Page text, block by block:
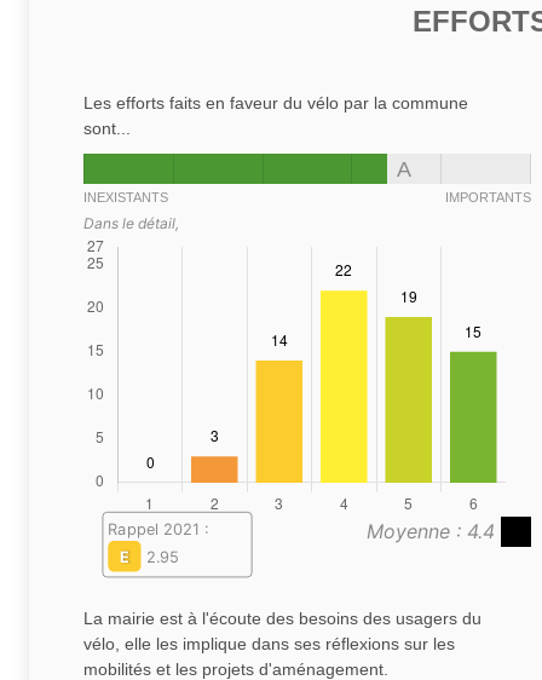
Les efforts faits en faveur du vélo par la commune
sont...
A
INEXISTANTS IMPORTANTS
Dans le détail,
Moyenne : 4.4
Rappel 2021 :
E
2.95
La mairie est à l'écoute des besoins des usagers du
vélo, elle les implique dans ses réflexions sur les
mobilités et les projets d'aménagement.